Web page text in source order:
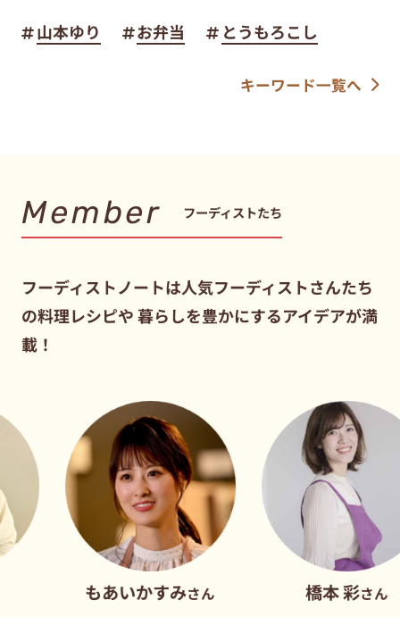
山本ゆり お弁当 とうもろこし
キーワード一覧へ
Member フーディストたち
フーディストノートは人気フーディストさんたち
の料理レシピや暮らしを豊かにするアイデアが満
載！
もあいかすみさん さん